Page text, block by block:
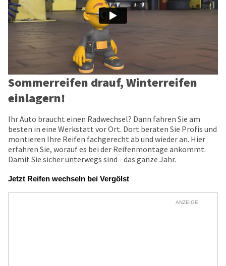
Sommerreifen drauf, Winterreifen
einlagern!
Ihr Auto braucht einen Radwechsel? Dann fahren Sie am
besten in eine Werkstatt vor Ort. Dort beraten Sie Profis und
montieren Ihre Reifen fachgerecht ab und wieder an. Hier
erfahren Sie, worauf es bei der Reifenmontage ankommt.
Damit Sie sicher unterwegs sind - das ganze Jahr.
Jetzt Reifen wechseln bei Vergölst
ANZEIGE